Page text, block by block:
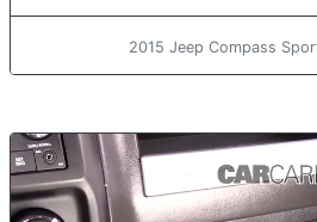
2015 Jeep Compass